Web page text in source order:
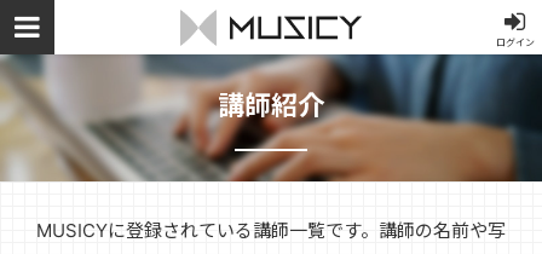
ログイン
講師紹介
MUSICYに登録されている講師一覧です。講師の名前や写